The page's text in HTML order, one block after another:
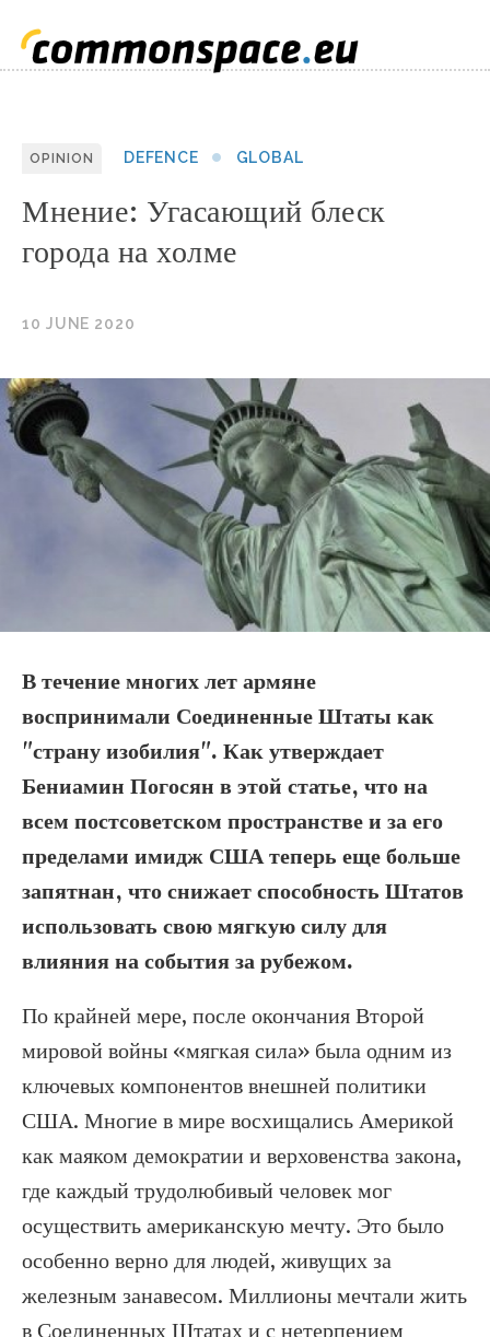
OPINION DEFENCE GLOBAL
Мнение: Угасающий блеск
города на холме
10 JUNE 2020
В течение многих лет армяне
воспринимали Соединенные Штаты как
"страну изобилия". Как утверждает
Бениамин Погосян в этой статье, что на
всем постсоветском пространстве и за его
пределами имидж США теперь еще больше
запятнан, что снижает способность Штатов
использовать свою мягкую силу для
влияния на события за рубежом.
По крайней мере, после окончания Второй
мировой войны «мягкая сила» была одним из
ключевых компонентов внешней политики
США. Многие в мире восхищались Америкой
как маяком демократии и верховенства закона,
где каждый трудолюбивый человек мог
осуществить американскую мечту. Это было
особенно верно для людей, живущих за
железным занавесом. Миллионы мечтали жить